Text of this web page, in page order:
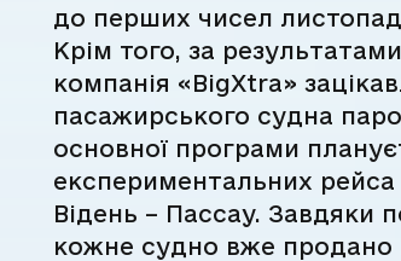
до перших чисел
Крім того, за
компанія «BigXtra»
пасажирського судна
основної програми
експериментальних
Відень – Пассау. Завдяки
кожне судно вже продано